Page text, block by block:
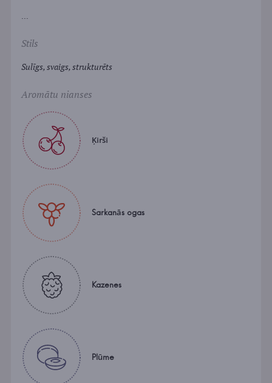
...
Stils
Sulīgs, svaigs, strukturēts
Aromātu nianses
Ķirši
Sarkanās ogas
Kazenes
Plūme